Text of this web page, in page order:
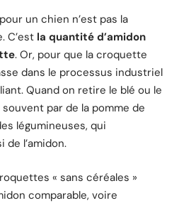
un chien n’est pas la
C’est la quantité d’amidon
. Or, pour que la croquette
dans le processus industriel
Quand on retire le blé ou le
par de la pomme de
légumineuses, qui
l’amidon.
« sans céréales »
comparable, voire